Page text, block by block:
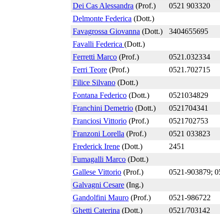
Dei Cas Alessandra (Prof.)
0521 903320
Delmonte Federica (Dott.)
Favagrossa Giovanna (Dott.)
3404655695
Favalli Federica (Dott.)
Ferretti Marco (Prof.)
0521.032334
Ferri Teore (Prof.)
0521.702715
Filice Silvano (Dott.)
Fontana Federico (Dott.)
0521034829
Franchini Demetrio (Dott.)
0521704341
Franciosi Vittorio (Prof.)
0521702753
Franzoni Lorella (Prof.)
0521 033823
Frederick Irene (Dott.)
2451
Fumagalli Marco (Dott.)
Gallese Vittorio (Prof.)
0521-903879;
Galvagni Cesare (Ing.)
Gandolfini Mauro (Prof.)
0521-986722
Ghetti Caterina (Dott.)
0521/703142